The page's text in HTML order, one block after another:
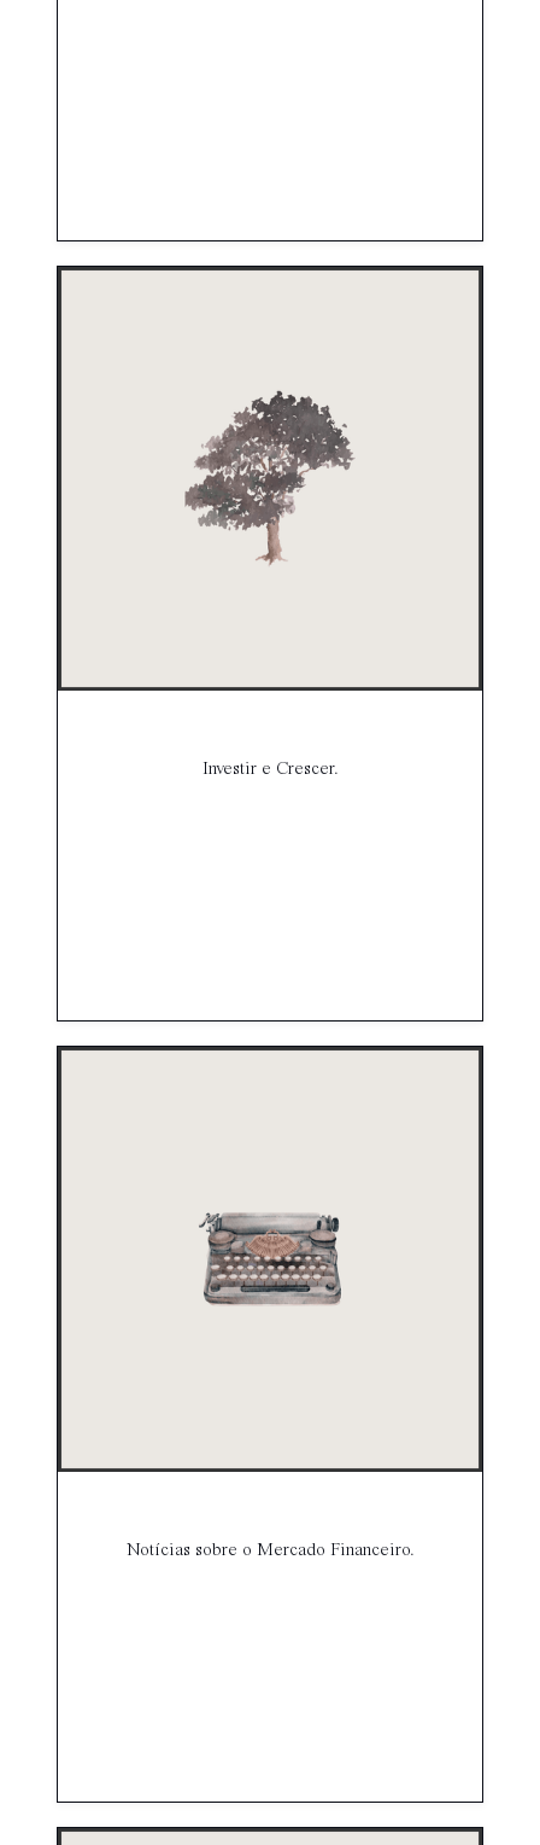
Investir e Crescer.
Notícias sobre o Mercado Financeiro.